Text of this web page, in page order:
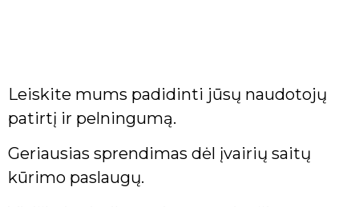
Leiskite mums padidinti jūsų naudotojų
patirtį ir pelningumą.
Geriausias sprendimas dėl įvairių saitų
kūrimo paslaugų.